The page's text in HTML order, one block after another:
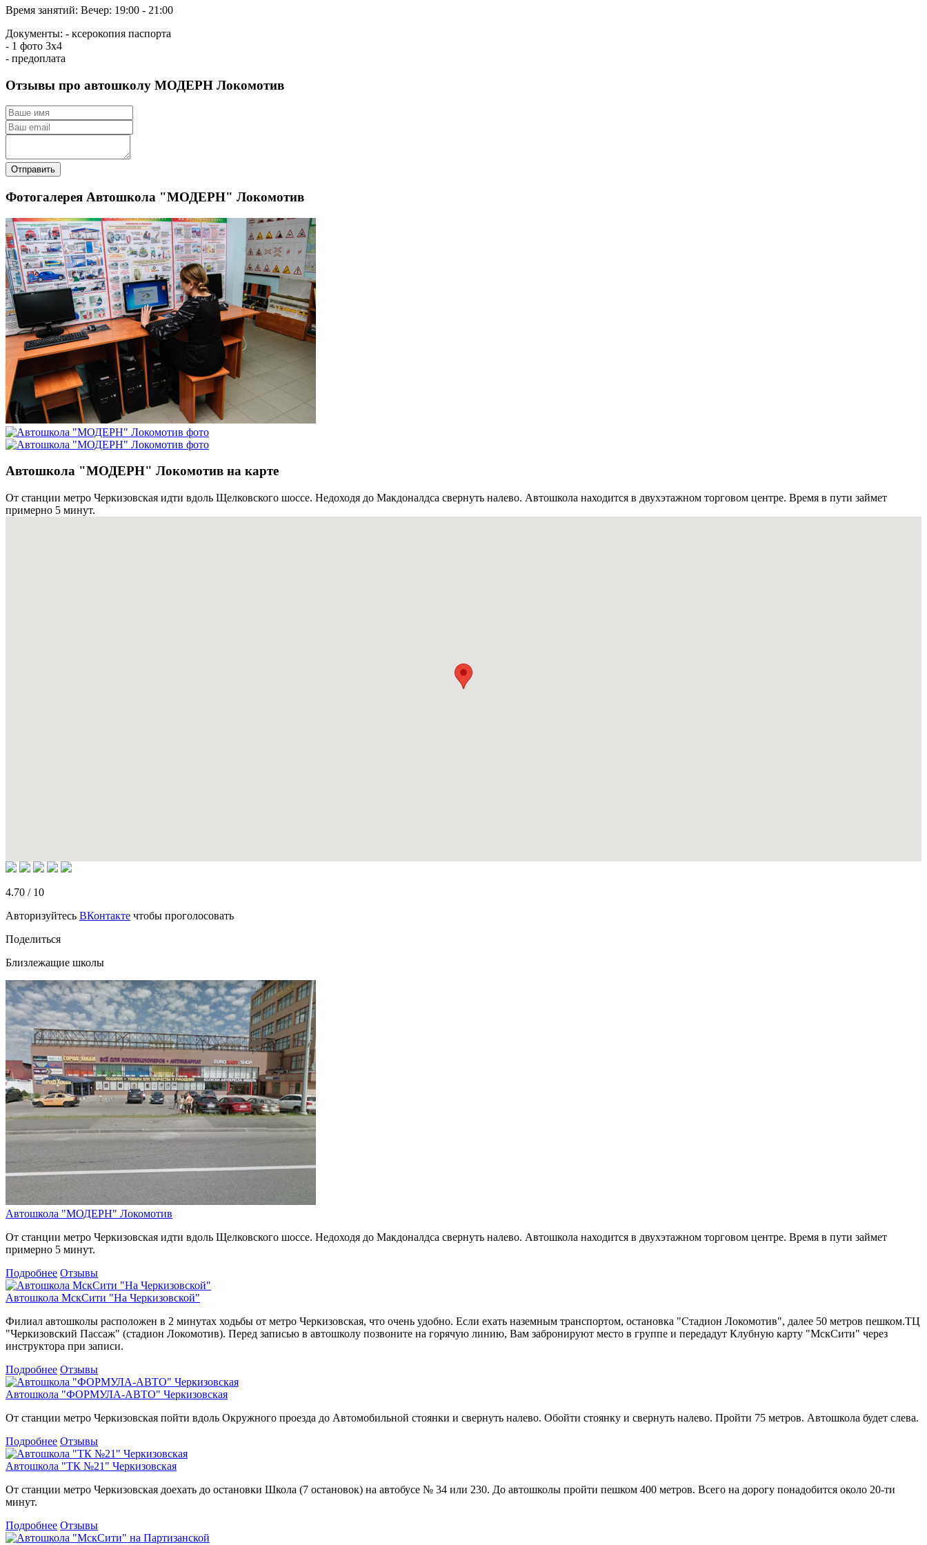
Время занятий: Вечер: 19:00 - 21:00
Документы: - ксерокопия паспорта
- 1 фото 3х4
- предоплата
Отзывы про автошколу МОДЕРН Локомотив
Отправить
Фотогалерея Автошкола "МОДЕРН" Локомотив
Автошкола "МОДЕРН" Локомотив на карте
От станции метро Черкизовская идти вдоль Щелковского шоссе. Недоходя до Макдоналдса свернуть налево. Автошкола находится в двухэтажном торговом центре. Время в пути займет
примерно 5 минут.
4.70 / 10
Авторизуйтесь ВКонтакте чтобы проголосовать
Поделиться
Близлежащие школы
Автошкола "МОДЕРН" Локомотив
От станции метро Черкизовская идти вдоль Щелковского шоссе. Недоходя до Макдоналдса свернуть налево. Автошкола находится в двухэтажном торговом центре. Время в пути займет
примерно 5 минут.
Подробнее Отзывы
Автошкола МскСити "На Черкизовской"
Филиал автошколы расположен в 2 минутах ходьбы от метро Черкизовская, что очень удобно. Если ехать наземным транспортом, остановка "Стадион Локомотив", далее 50 метров пешком.ТЦ
"Черкизовский Пассаж" (стадион Локомотив). Перед записью в автошколу позвоните на горячую линию, Вам забронируют место в группе и передадут Клубную карту "МскСити" через
инструктора при записи.
Подробнее Отзывы
Автошкола "ФОРМУЛА-АВТО" Черкизовская
От станции метро Черкизовская пойти вдоль Окружного проезда до Автомобильной стоянки и свернуть налево. Обойти стоянку и свернуть налево. Пройти 75 метров. Автошкола будет слева.
Подробнее Отзывы
Автошкола "ТК №21" Черкизовская
От станции метро Черкизовская доехать до остановки Школа (7 остановок) на автобусе № 34 или 230. До автошколы пройти пешком 400 метров. Всего на дорогу понадобится около 20-ти
минут.
Подробнее Отзывы